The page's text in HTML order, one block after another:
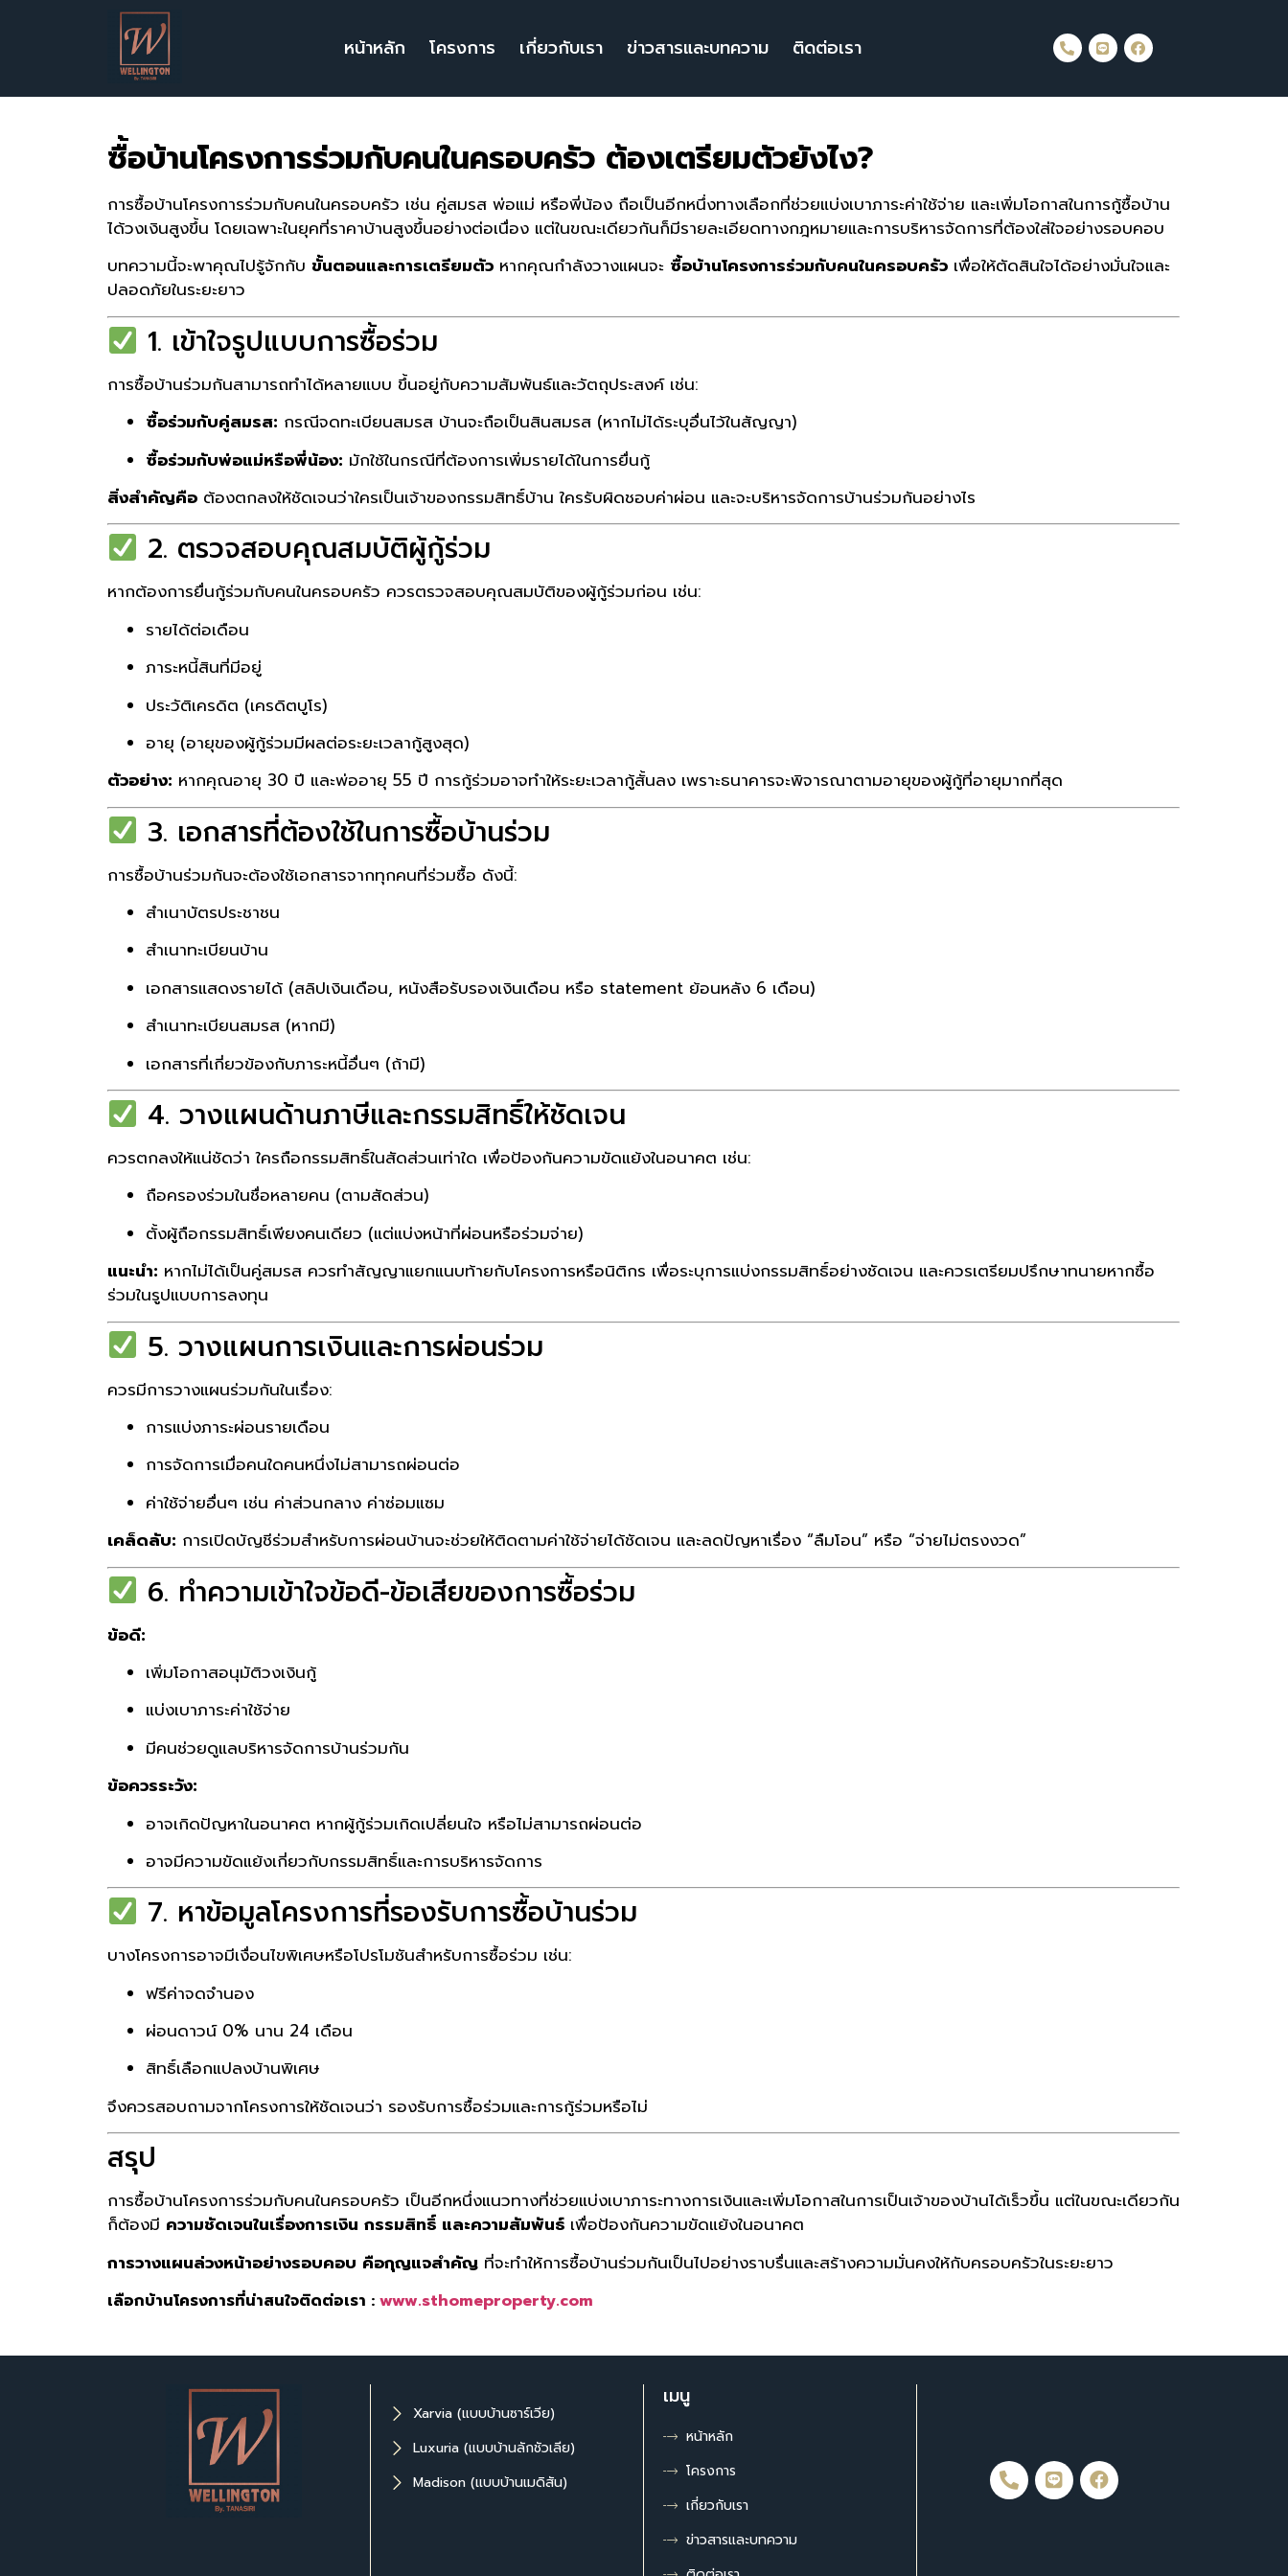
หน้าหลัก โครงการ เกี่ยวกับเรา ข่าวสารและบทความ ติดต่อเรา
ซื้อบ้านโครงการร่วมกับคนในครอบครัว ต้องเตรียมตัวยังไง?
การซื้อบ้านโครงการร่วมกับคนในครอบครัว เช่น คู่สมรส พ่อแม่ หรือพี่น้อง ถือเป็นอีกหนึ่งทางเลือกที่ช่วยแบ่งเบาภาระค่าใช้จ่าย และเพิ่มโอกาสในการกู้ซื้อบ้าน
ได้วงเงินสูงขึ้น โดยเฉพาะในยุคที่ราคาบ้านสูงขึ้นอย่างต่อเนื่อง แต่ในขณะเดียวกันก็มีรายละเอียดทางกฎหมายและการบริหารจัดการที่ต้องใส่ใจอย่างรอบคอบ
บทความนี้จะพาคุณไปรู้จักกับ ขั้นตอนและการเตรียมตัว หากคุณกำลังวางแผนจะ ซื้อบ้านโครงการร่วมกับคนในครอบครัว เพื่อให้ตัดสินใจได้อย่างมั่นใจและ
ปลอดภัยในระยะยาว
1. เข้าใจรูปแบบการซื้อร่วม
การซื้อบ้านร่วมกันสามารถทำได้หลายแบบ ขึ้นอยู่กับความสัมพันธ์และวัตถุประสงค์ เช่น:
ซื้อร่วมกับคู่สมรส: กรณีจดทะเบียนสมรส บ้านจะถือเป็นสินสมรส (หากไม่ได้ระบุอื่นไว้ในสัญญา)
ซื้อร่วมกับพ่อแม่หรือพี่น้อง: มักใช้ในกรณีที่ต้องการเพิ่มรายได้ในการยื่นกู้
สิ่งสำคัญคือ ต้องตกลงให้ชัดเจนว่าใครเป็นเจ้าของกรรมสิทธิ์บ้าน ใครรับผิดชอบค่าผ่อน และจะบริหารจัดการบ้านร่วมกันอย่างไร
2. ตรวจสอบคุณสมบัติผู้กู้ร่วม
หากต้องการยื่นกู้ร่วมกับคนในครอบครัว ควรตรวจสอบคุณสมบัติของผู้กู้ร่วมก่อน เช่น:
รายได้ต่อเดือน
ภาระหนี้สินที่มีอยู่
ประวัติเครดิต (เครดิตบูโร)
อายุ (อายุของผู้กู้ร่วมมีผลต่อระยะเวลากู้สูงสุด)
ตัวอย่าง: หากคุณอายุ 30 ปี และพ่ออายุ 55 ปี การกู้ร่วมอาจทำให้ระยะเวลากู้สั้นลง เพราะธนาคารจะพิจารณาตามอายุของผู้กู้ที่อายุมากที่สุด
3. เอกสารที่ต้องใช้ในการซื้อบ้านร่วม
การซื้อบ้านร่วมกันจะต้องใช้เอกสารจากทุกคนที่ร่วมซื้อ ดังนี้:
สำเนาบัตรประชาชน
สำเนาทะเบียนบ้าน
เอกสารแสดงรายได้ (สลิปเงินเดือน, หนังสือรับรองเงินเดือน หรือ statement ย้อนหลัง 6 เดือน)
สำเนาทะเบียนสมรส (หากมี)
เอกสารที่เกี่ยวข้องกับภาระหนี้อื่นๆ (ถ้ามี)
4. วางแผนด้านภาษีและกรรมสิทธิ์ให้ชัดเจน
ควรตกลงให้แน่ชัดว่า ใครถือกรรมสิทธิ์ในสัดส่วนเท่าใด เพื่อป้องกันความขัดแย้งในอนาคต เช่น:
ถือครองร่วมในชื่อหลายคน (ตามสัดส่วน)
ตั้งผู้ถือกรรมสิทธิ์เพียงคนเดียว (แต่แบ่งหน้าที่ผ่อนหรือร่วมจ่าย)
แนะนำ: หากไม่ได้เป็นคู่สมรส ควรทำสัญญาแยกแนบท้ายกับโครงการหรือนิติกร เพื่อระบุการแบ่งกรรมสิทธิ์อย่างชัดเจน และควรเตรียมปรึกษาทนายหากซื้อ
ร่วมในรูปแบบการลงทุน
5. วางแผนการเงินและการผ่อนร่วม
ควรมีการวางแผนร่วมกันในเรื่อง:
การแบ่งภาระผ่อนรายเดือน
การจัดการเมื่อคนใดคนหนึ่งไม่สามารถผ่อนต่อ
ค่าใช้จ่ายอื่นๆ เช่น ค่าส่วนกลาง ค่าซ่อมแซม
เคล็ดลับ: การเปิดบัญชีร่วมสำหรับการผ่อนบ้านจะช่วยให้ติดตามค่าใช้จ่ายได้ชัดเจน และลดปัญหาเรื่อง “ลืมโอน” หรือ “จ่ายไม่ตรงงวด”
6. ทำความเข้าใจข้อดี-ข้อเสียของการซื้อร่วม
ข้อดี:
เพิ่มโอกาสอนุมัติวงเงินกู้
แบ่งเบาภาระค่าใช้จ่าย
มีคนช่วยดูแลบริหารจัดการบ้านร่วมกัน
ข้อควรระวัง:
อาจเกิดปัญหาในอนาคต หากผู้กู้ร่วมเกิดเปลี่ยนใจ หรือไม่สามารถผ่อนต่อ
อาจมีความขัดแย้งเกี่ยวกับกรรมสิทธิ์และการบริหารจัดการ
7. หาข้อมูลโครงการที่รองรับการซื้อบ้านร่วม
บางโครงการอาจมีเงื่อนไขพิเศษหรือโปรโมชันสำหรับการซื้อร่วม เช่น:
ฟรีค่าจดจำนอง
ผ่อนดาวน์ 0% นาน 24 เดือน
สิทธิ์เลือกแปลงบ้านพิเศษ
จึงควรสอบถามจากโครงการให้ชัดเจนว่า รองรับการซื้อร่วมและการกู้ร่วมหรือไม่
สรุป
การซื้อบ้านโครงการร่วมกับคนในครอบครัว เป็นอีกหนึ่งแนวทางที่ช่วยแบ่งเบาภาระทางการเงินและเพิ่มโอกาสในการเป็นเจ้าของบ้านได้เร็วขึ้น แต่ในขณะเดียวกัน
ก็ต้องมี ความชัดเจนในเรื่องการเงิน กรรมสิทธิ์ และความสัมพันธ์ เพื่อป้องกันความขัดแย้งในอนาคต
การวางแผนล่วงหน้าอย่างรอบคอบ คือกุญแจสำคัญ ที่จะทำให้การซื้อบ้านร่วมกันเป็นไปอย่างราบรื่นและสร้างความมั่นคงให้กับครอบครัวในระยะยาว
เลือกบ้านโครงการที่น่าสนใจติดต่อเรา : www.sthomeproperty.com
Xarvia (แบบบ้านซาร์เวีย)
Luxuria (แบบบ้านลักชัวเลีย)
Madison (แบบบ้านเมดิสัน)
เมนู
หน้าหลัก
โครงการ
เกี่ยวกับเรา
ข่าวสารและบทความ